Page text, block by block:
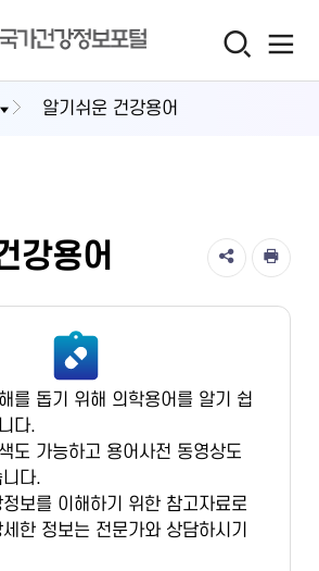
알기쉬운 건강용어
강용어
를 돕기 위해 의학용어를 알기 쉽
다.
도 가능하고 용어사전 동영상도
다.
보를 이해하기 위한 참고자료로
한 정보는 전문가와 상담하시기